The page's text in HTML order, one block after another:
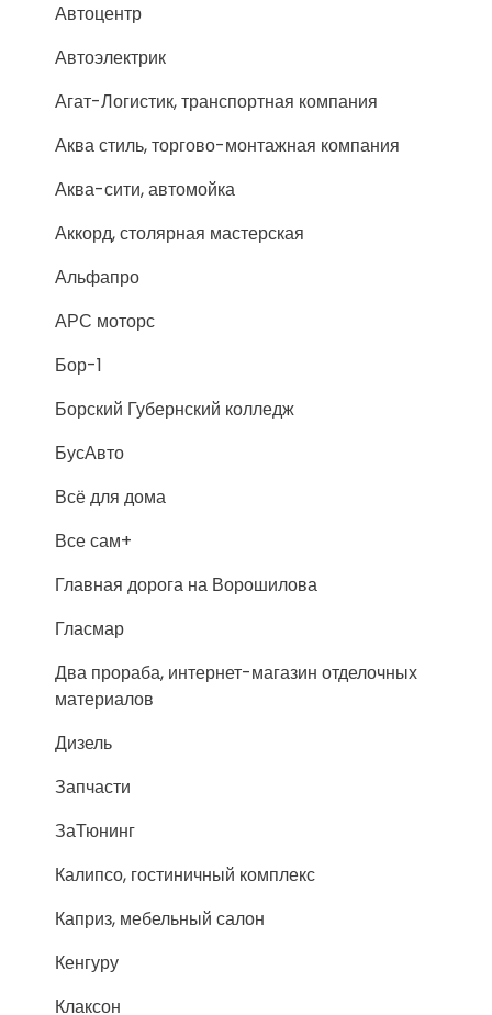
Автоцентр
Автоэлектрик
Агат-Логистик, транспортная компания
Аква стиль, торгово-монтажная компания
Аква-сити, автомойка
Аккорд, столярная мастерская
Альфапро
АРС моторс
Бор-1
Борский Губернский колледж
БусАвто
Всё для дома
Все сам+
Главная дорога на Ворошилова
Гласмар
Два прораба, интернет-магазин отделочных
материалов
Дизель
Запчасти
ЗаТюнинг
Калипсо, гостиничный комплекс
Каприз, мебельный салон
Кенгуру
Клаксон